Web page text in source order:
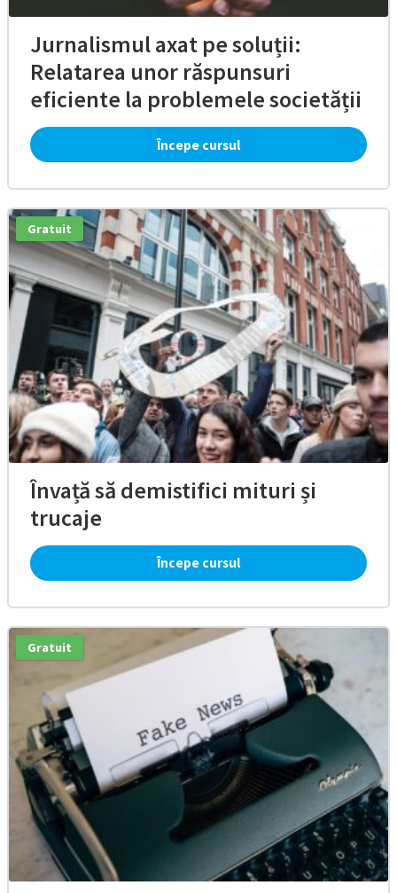
Jurnalismul axat pe soluții:
Relatarea unor răspunsuri
eficiente la problemele societății
Începe cursul
Gratuit
Învață să demistifici mituri și
trucaje
Începe cursul
Gratuit